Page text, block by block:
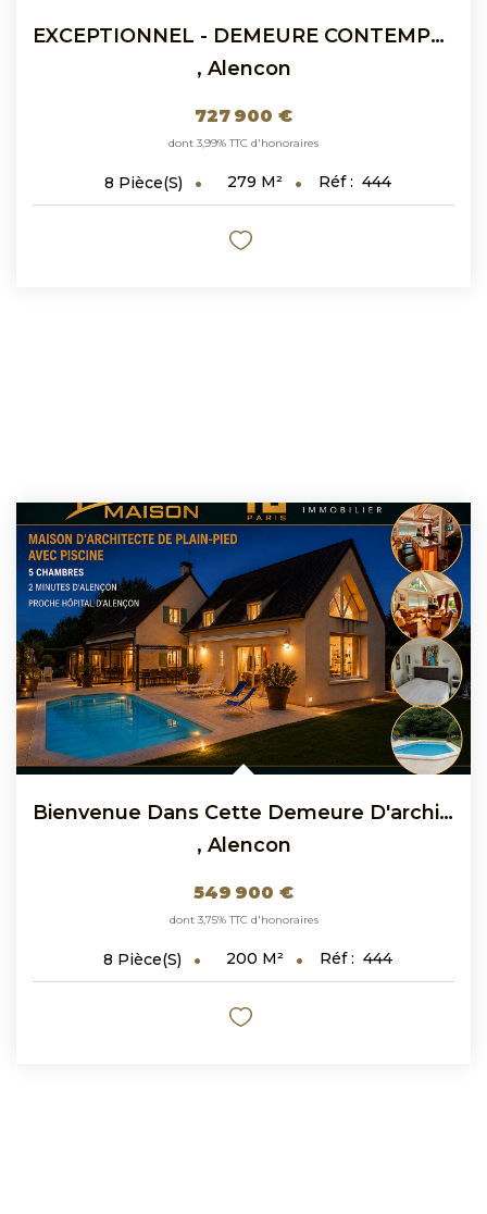
EXCEPTIONNEL - DEMEURE CONTEMPORAINE AVEC PISCINE...
, Alencon
727 900 €
dont 3,99% TTC d'honoraires
8 Pièce(s) 279 M² Réf : 444
Bienvenue Dans Cette Demeure D'architecte Avec Piscine,...
, Alencon
549 900 €
dont 3,75% TTC d'honoraires
8 Pièce(s) 200 M² Réf : 444